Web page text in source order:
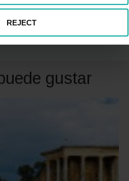
REJECT
gustar